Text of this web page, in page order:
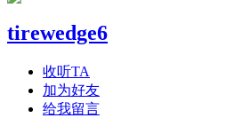
tirewedge6
收听TA
加为好友
给我留言